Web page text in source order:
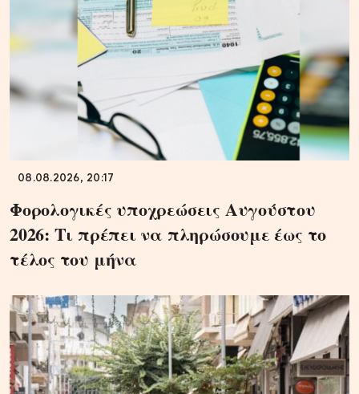
08.08.2026, 20:17
Φορολογικές υποχρεώσεις Αυγούστου
2026: Τι πρέπει να πληρώσουμε έως το
τέλος του μήνα